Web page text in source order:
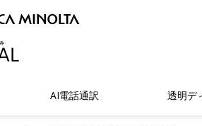
AI電話通訳 透明デ